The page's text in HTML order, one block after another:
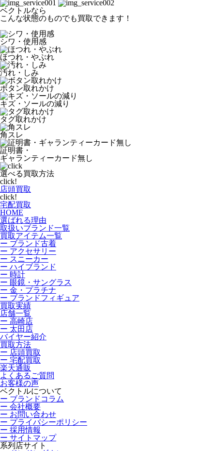
ベクトルなら
こんな状態のものでも買取できます！
シワ・使用感
ほつれ・やぶれ
汚れ・しみ
ボタン取れかけ
キズ・ソールの減り
タグ取れかけ
角スレ
証明書・
ギャランティーカード無し
選べる買取方法
click!
店頭買取
click!
宅配買取
HOME
選ばれる理由
取扱いブランド一覧
買取アイテム一覧
ー ブランド古着
ー アクセサリー
ー スニーカー
ー ハイブランド
ー 時計
ー 眼鏡・サングラス
ー 金・プラチナ
ー ブランドフィギュア
買取実績
店舗一覧
ー 高崎店
ー 太田店
バイヤー紹介
買取方法
ー 店頭買取
ー 宅配買取
楽天通販
よくあるご質問
お客様の声
ベクトルについて
ー ブランドコラム
ー 会社概要
ー お問い合わせ
ー プライバシーポリシー
ー 採用情報
ー サイトマップ
系列店サイト